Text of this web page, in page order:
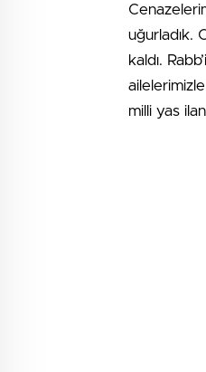
uğurladık.
kaldı.
milli yas